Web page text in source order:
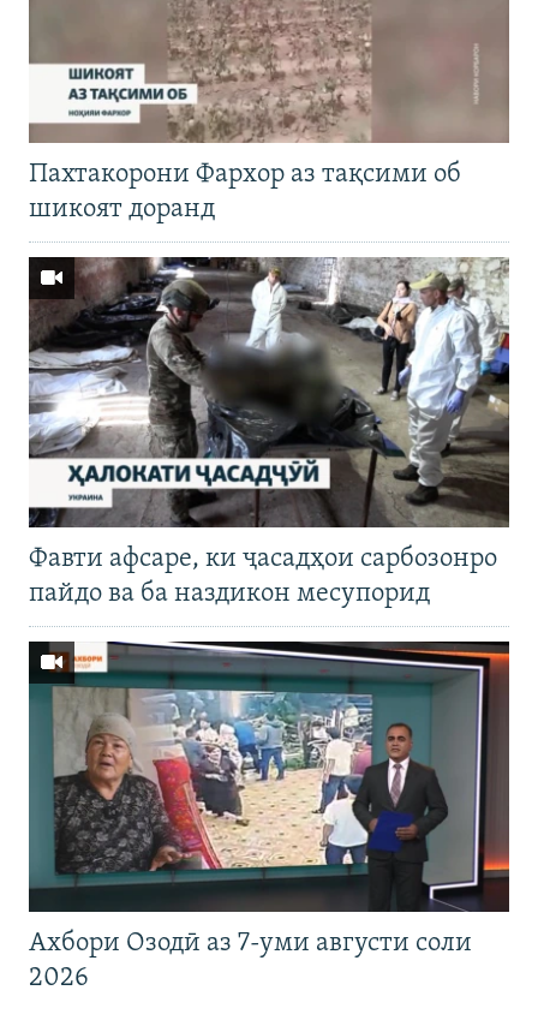
Пахтакорони Фархор аз тақсими об
шикоят доранд
Фавти афсаре, ки ҷасадҳои сарбозонро
пайдо ва ба наздикон месупорид
Ахбори Озодӣ аз 7-уми августи соли
2026